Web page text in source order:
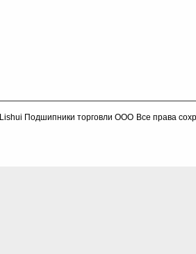
Lishui Подшипники торговли ООО Все права